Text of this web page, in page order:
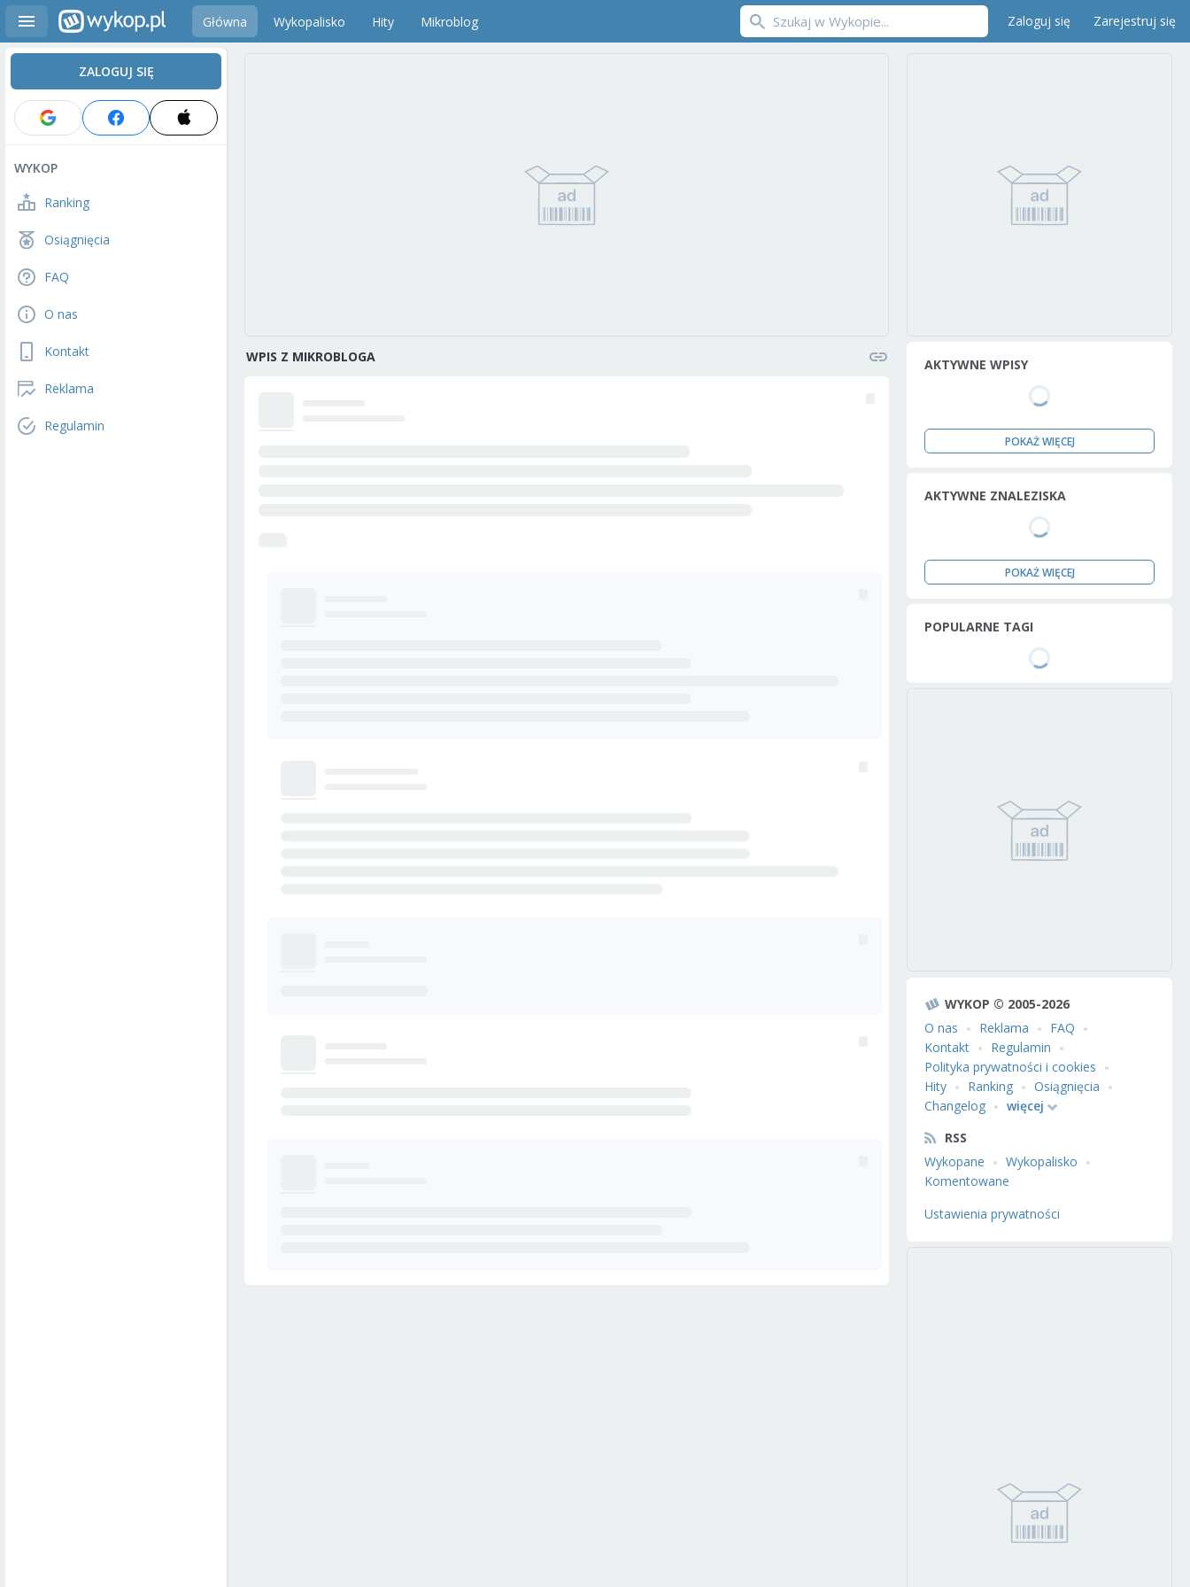
Główna Wykopalisko Hity Mikroblog Zaloguj się Zarejestruj się
ZALOGUJ SIĘ
WYKOP
Ranking
Osiągnięcia
FAQ
O nas
Kontakt
Reklama
Regulamin
WPIS Z MIKROBLOGA AKTYWNE WPISY
POKAŻ WIĘCEJ
AKTYWNE ZNALEZISKA
POKAŻ WIĘCEJ
POPULARNE TAGI
WYKOP © 2005-2026
O nas
Reklama
FAQ
Kontakt
Regulamin
Polityka prywatności i cookies
Hity
Ranking
Osiągnięcia
Changelog
więcej
RSS
Wykopane
Wykopalisko
Komentowane
Ustawienia prywatności